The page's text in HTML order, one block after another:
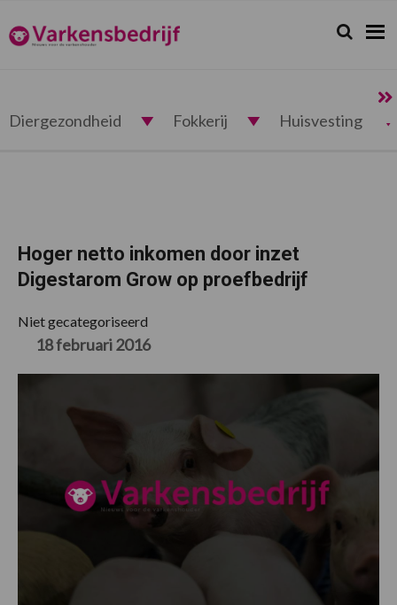
de
hoofdnavigatie
de
hoofd
de
eerste
de
voettekst
Varkensbedrijf.nl Zoeken...
Zoek
Diergezondheid Fokkerij Huisvesting
Hoger netto inkomen door inzet
Digestarom Grow op proefbedrijf
Niet gecategoriseerd
18 februari 2016